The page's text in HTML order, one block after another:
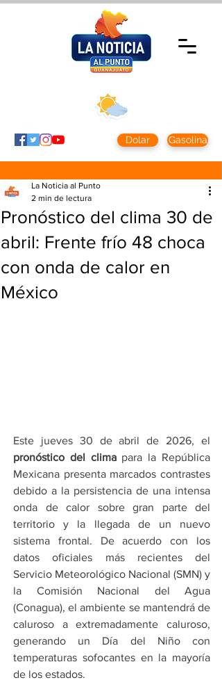
Dolar Gasolina
Pronóstico del clima 30 de
abril: Frente frío 48 choca
con onda de calor en
México
La Noticia al Punto
2 min de lectura
pronóstico del clima para la República
Mexicana presenta marcados contrastes
debido a la persistencia de una intensa
onda de calor sobre gran parte del
territorio y la llegada de un nuevo
sistema frontal. De acuerdo con los
datos oficiales más recientes del
Servicio Meteorológico Nacional (SMN) y
la Comisión Nacional del Agua
(Conagua), el ambiente se mantendrá de
caluroso a extremadamente caluroso,
generando un Día del Niño con
temperaturas sofocantes en la mayoría
de los estados.